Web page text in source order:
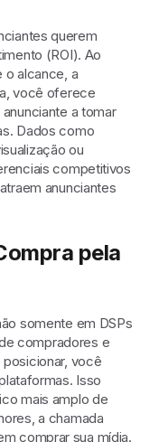
querem
(ROI). Ao
o alcance, a
você oferece
a tomar
Dados como
ou
competitivos
anunciantes
pela
somente em DSPs
compradores e
você
Isso
mais amplo de
a chamada
comprar sua mídia.